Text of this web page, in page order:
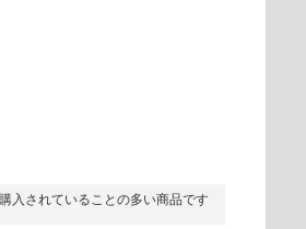
入されていることの多い商品です